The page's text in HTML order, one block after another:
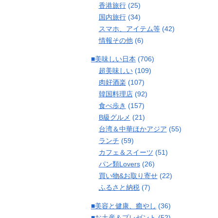
香港旅行(25)
国内旅行(34)
スマホ、アイテム等(42)
情報その他(6)
■美味しい日本 (706)
超美味しい(109)
肉好酒楽 (107)
韓国料理店(92)
食べ歩き (157)
B級グルメ (21)
台湾＆中華ほかアジア (55)
ランチ (59)
カフェ＆スイーツ (51)
パン類Lovers(26)
買い物&お取り寄せ(22)
ふるさと納税(7)
■美容と健康、癒やし (36)